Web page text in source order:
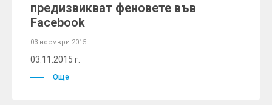
предизвикват феновете във
Facebook
03 ноември 2015
03.11.2015 г.
Още